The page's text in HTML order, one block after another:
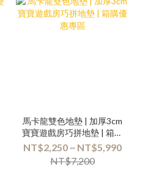
馬卡龍雙色地墊 | 加厚3cm
寶寶遊戲房巧拼地墊 | 箱購
優惠專區
NT$2,250 ~ NT$5,990
NT$7,200